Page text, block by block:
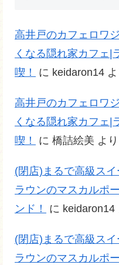
高井戸のカフェロワ
くなる隠れ家カフェ|
喫！
に keidaron14
高井戸のカフェロワ
くなる隠れ家カフェ|
喫！
に 橋詰絵美 より
(閉店)まるで高級ス
ラウンのマスカルポ
ンド！
に keidaron14
(閉店)まるで高級ス
ラウンのマスカルポ